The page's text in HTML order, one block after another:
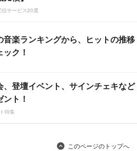
サービス20選
音楽ランキングから、ヒットの推移
ク！
、登壇イベント、サインチェキなど
ト！
特集
このページのトップへ